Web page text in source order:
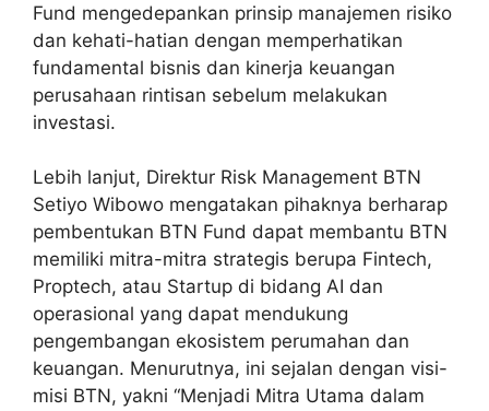
Fund mengedepankan prinsip manajemen risiko
dan kehati-hatian dengan memperhatikan
fundamental bisnis dan kinerja keuangan
perusahaan rintisan sebelum melakukan
investasi.
Lebih lanjut, Direktur Risk Management BTN
Setiyo Wibowo mengatakan pihaknya berharap
pembentukan BTN Fund dapat membantu BTN
memiliki mitra-mitra strategis berupa Fintech,
Proptech, atau Startup di bidang AI dan
operasional yang dapat mendukung
pengembangan ekosistem perumahan dan
keuangan. Menurutnya, ini sejalan dengan visi-
misi BTN, yakni “Menjadi Mitra Utama dalam